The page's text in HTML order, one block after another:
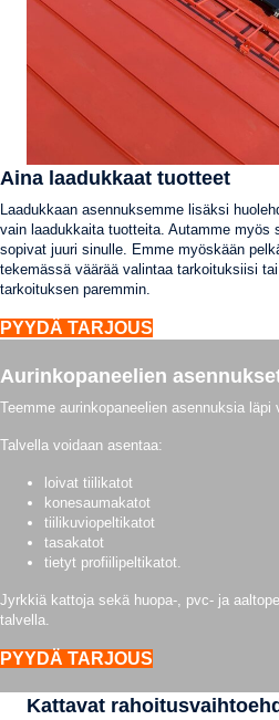
Aina laadukkaat tuotteet
Laadukkaan asennuksemme lisäksi
vain laadukkaita tuotteita. Autamme myös
sopivat juuri sinulle. Emme myöskään
tekemässä väärää valintaa tarkoituksiisi
tarkoituksen paremmin.
PYYDÄ TARJOUS
Aurinkopaneelien
Teemme aurinkopaneelien asennuksia läpi
Talvella voidaan asentaa:
loivat tiilikatot
konesaumakatot
tiilikuviopeltikatot
tasakatot
tietyt profiilipeltikatot.
Jyrkkiä kattoja sekä huopa-, pvc- ja
talvella.
PYYDÄ TARJOUS
Kattavat